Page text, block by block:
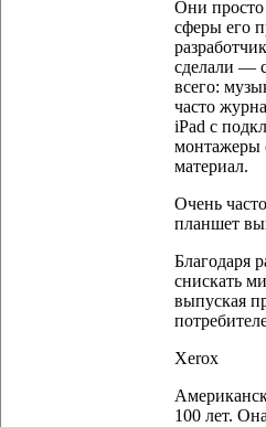
Они просто
сферы его
сделали —
всего:
часто
iPad с
монтажеры
материал.
Очень
планшет
Благодаря
снискать
выпуская
Xerox
100 лет.